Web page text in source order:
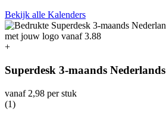
Bekijk alle Kalenders
+
Superdesk 3-maands Nederlands
vanaf 2,98 per stuk
(1)